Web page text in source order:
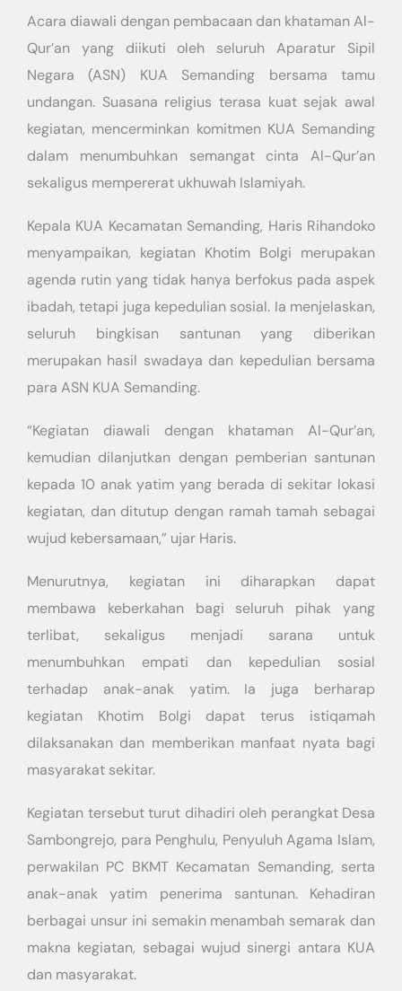
Acara diawali dengan pembacaan dan khataman Al-
Qur’an yang diikuti oleh seluruh Aparatur Sipil
Negara (ASN) KUA Semanding bersama tamu
undangan. Suasana religius terasa kuat sejak awal
kegiatan, mencerminkan komitmen KUA Semanding
dalam menumbuhkan semangat cinta Al-Qur’an
sekaligus mempererat ukhuwah Islamiyah.
Kepala KUA Kecamatan Semanding, Haris Rihandoko
menyampaikan, kegiatan Khotim Bolgi merupakan
agenda rutin yang tidak hanya berfokus pada aspek
ibadah, tetapi juga kepedulian sosial. Ia menjelaskan,
seluruh bingkisan santunan yang diberikan
merupakan hasil swadaya dan kepedulian bersama
para ASN KUA Semanding.
“Kegiatan diawali dengan khataman Al-Qur’an,
kemudian dilanjutkan dengan pemberian santunan
kepada 10 anak yatim yang berada di sekitar lokasi
kegiatan, dan ditutup dengan ramah tamah sebagai
wujud kebersamaan,” ujar Haris.
Menurutnya, kegiatan ini diharapkan dapat
membawa keberkahan bagi seluruh pihak yang
terlibat, sekaligus menjadi sarana untuk
menumbuhkan empati dan kepedulian sosial
terhadap anak-anak yatim. Ia juga berharap
kegiatan Khotim Bolgi dapat terus istiqamah
dilaksanakan dan memberikan manfaat nyata bagi
masyarakat sekitar.
Kegiatan tersebut turut dihadiri oleh perangkat Desa
Sambongrejo, para Penghulu, Penyuluh Agama Islam,
perwakilan PC BKMT Kecamatan Semanding, serta
anak-anak yatim penerima santunan. Kehadiran
berbagai unsur ini semakin menambah semarak dan
makna kegiatan, sebagai wujud sinergi antara KUA
dan masyarakat.